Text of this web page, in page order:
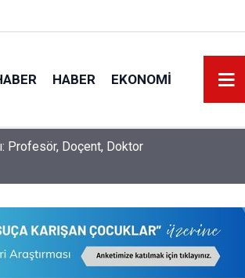
HABER EKONOMI
Profesör, Doçent, Doktor